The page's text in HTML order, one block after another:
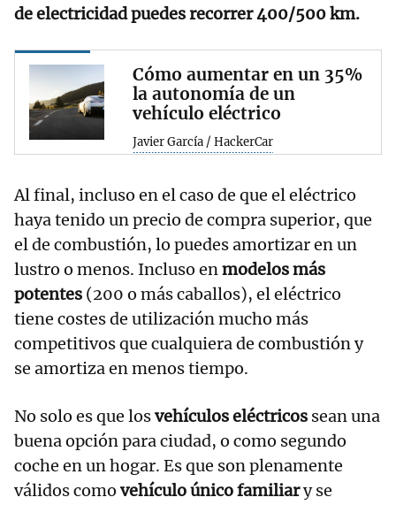
de electricidad puedes recorrer 400/500 km.
Cómo aumentar en un 35%
la autonomía de un
vehículo eléctrico
Javier García / HackerCar
Al final, incluso en el caso de que el eléctrico
haya tenido un precio de compra superior, que
el de combustión, lo puedes amortizar en un
lustro o menos. Incluso enmodelos más
potentes (200 o más caballos), el eléctrico
tiene costes de utilización mucho más
competitivos que cualquiera de combustión y
se amortiza en menos tiempo.
No solo es que losvehículos eléctricos sean una
buena opción para ciudad, o como segundo
coche en un hogar. Es que son plenamente
válidos como vehículo único familiary se